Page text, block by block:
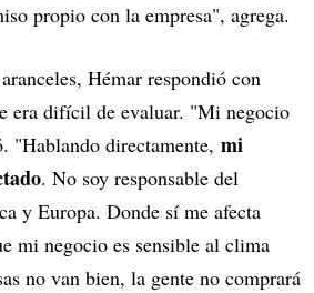
propio con la empresa", agrega.
Hémar respondió con
era difícil de evaluar. "Mi negocio
"Hablando directamente, mi
. No soy responsable del
y Europa. Donde sí me afecta
mi negocio es sensible al clima
no van bien, la gente no comprará